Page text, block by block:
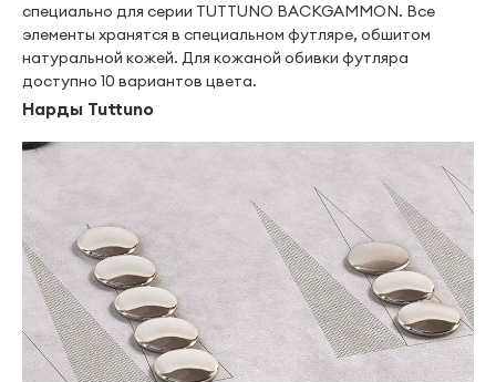
специально для серии TUTTUNO BACKGAMMON. Все
элементы хранятся в специальном футляре, обшитом
натуральной кожей. Для кожаной обивки футляра
доступно 10 вариантов цвета.
Нарды Tuttuno